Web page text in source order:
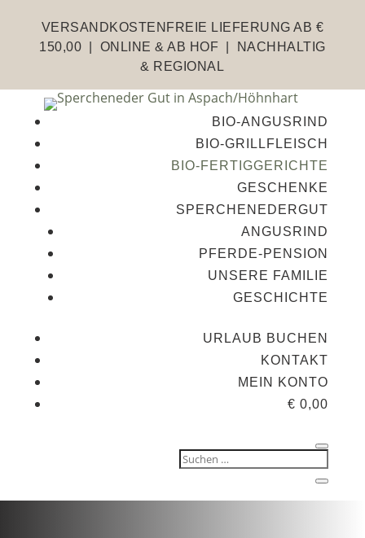
VERSANDKOSTENFREIE LIEFERUNG AB €
150,00 | ONLINE & AB HOF | NACHHALTIG
& REGIONAL
BIO-ANGUSRIND
BIO-GRILLFLEISCH
BIO-FERTIGGERICHTE
GESCHENKE
SPERCHENEDERGUT
ANGUSRIND
PFERDE-PENSION
UNSERE FAMILIE
GESCHICHTE
URLAUB BUCHEN
KONTAKT
MEIN KONTO
€ 0,00